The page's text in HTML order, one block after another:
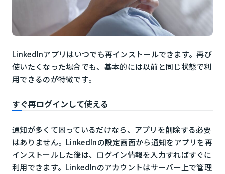
LinkedInアプリはいつでも再インストールできます。再び
使いたくなった場合でも、基本的には以前と同じ状態で利
用できるのが特徴です。
すぐ再ログインして使える
通知が多くて困っているだけなら、アプリを削除する必要
はありません。LinkedInの設定画面から通知をアプリを再
インストールした後は、ログイン情報を入力すればすぐに
利用できます。LinkedInのアカウントはサーバー上で管理